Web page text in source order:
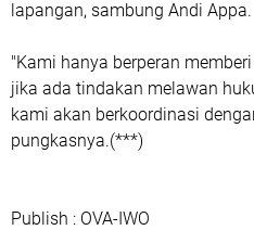
lapangan, sambung Andi Appa.
"Kami hanya berperan
jika ada tindakan melawan
kami akan berkoordinasi
pungkasnya.(***)
Publish : OVA-IWO